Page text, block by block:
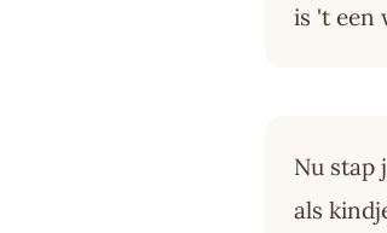
is 't een
Nu stap
als